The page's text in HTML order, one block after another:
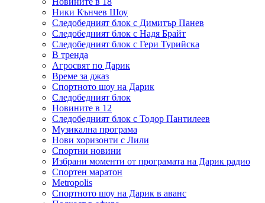
Ники Кънчев Шоу
Следобедният блок с Димитър Панев
Следобедният блок с Надя Брайт
Следобедният блок с Гери Турийска
В тренда
Агросвят по Дарик
Време за джаз
Спортното шоу на Дарик
Следобедният блок
Новините в 12
Следобедният блок с Тодор Пантилеев
Музикална програма
Нови хоризонти с Лили
Спортни новини
Избрани моменти от програмата на Дарик радио
Спортен маратон
Metropolis
Спортното шоу на Дарик в аванс